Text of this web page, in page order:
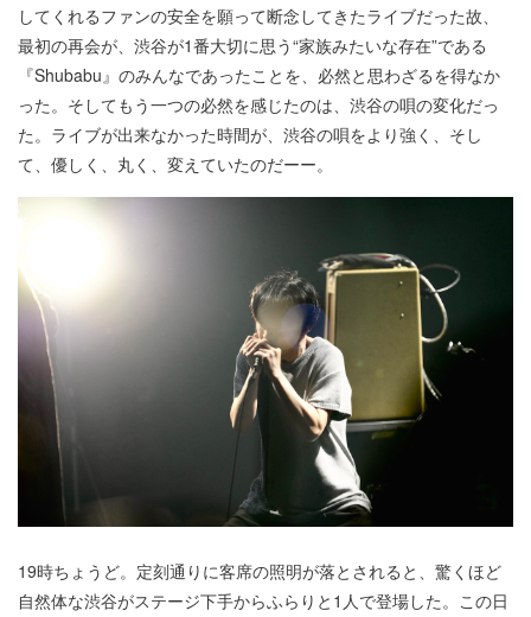
してくれるファンの安全を願って断念してきたライブだった故、
最初の再会が、渋谷が1番大切に思う“家族みたいな存在”である
『Shubabu』のみんなであったことを、必然と思わざるを得なか
った。そしてもう一つの必然を感じたのは、渋谷の唄の変化だっ
た。ライブが出来なかった時間が、渋谷の唄をより強く、そし
て、優しく、丸く、変えていたのだーー。
19時ちょうど。定刻通りに客席の照明が落とされると、驚くほど
自然体な渋谷がステージ下手からふらりと1人で登場した。この日